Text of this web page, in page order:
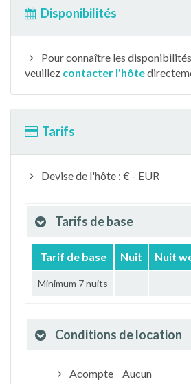
Disponibilités
Pour connaître les
veuillez contacter l'hôte
Tarifs
Devise de l'hôte : € - EUR
Tarifs de base
Tarif de base Nuit Nuit
Minimum 7 nuits
Conditions de location
Acompte
Aucun